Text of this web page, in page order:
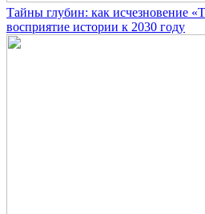
Тайны глубин: как исчезновение
восприятие истории к 2030 году